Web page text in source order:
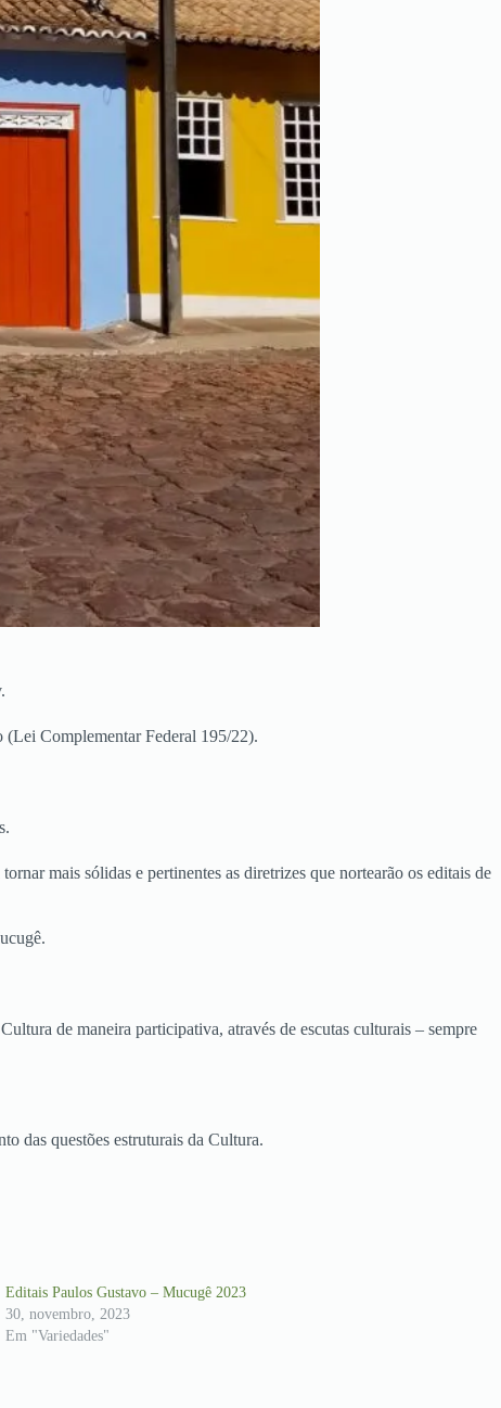
(Lei Complementar Federal 195/22).
mais sólidas e pertinentes as diretrizes que nortearão os editais de
de maneira participativa, através de escutas culturais – sempre
das questões estruturais da Cultura.
Editais Paulos Gustavo – Mucugê 2023
30, novembro, 2023
Em "Variedades"